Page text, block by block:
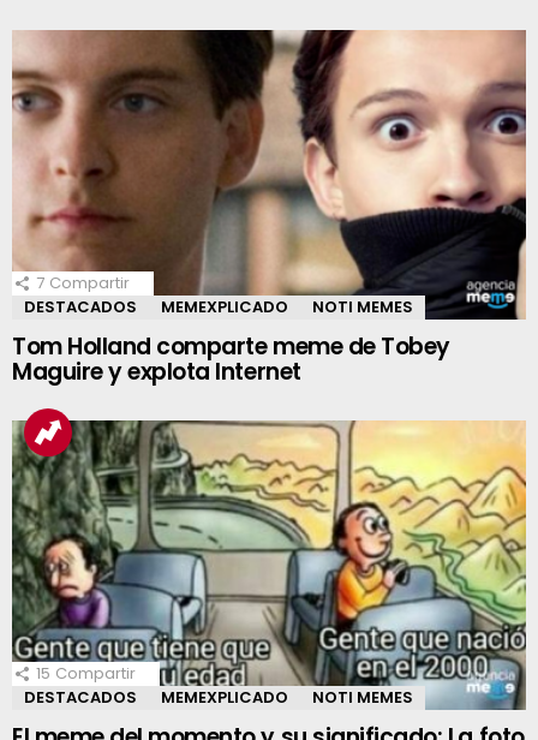
7 Compartir
DESTACADOS
MEMEXPLICADO NOTI MEMES
Tom Holland comparte meme de Tobey
Maguire y explota Internet
15 Compartir
DESTACADOS
MEMEXPLICADO NOTI MEMES